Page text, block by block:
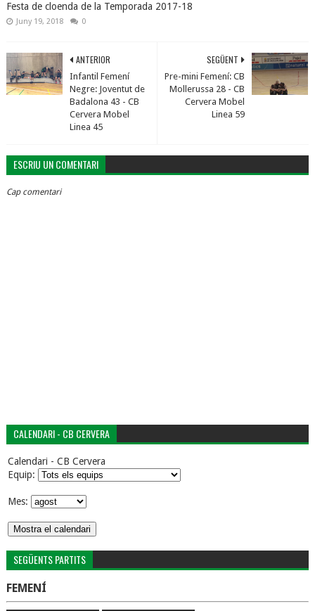
Festa de cloenda de la Temporada 2017-18
Juny 19, 2018 0
SEGÜENT
Pre-mini Femení: CB
Mollerussa 28 - CB
Cervera Mobel
Linea 59
ANTERIOR
Infantil Femení
Negre: Joventut de
Badalona 43 - CB
Cervera Mobel
Linea 45
ESCRIU UN COMENTARI
Cap comentari
CALENDARI - CB CERVERA
Calendari - CB Cervera
Equip:
Mes:
SEGÜENTS PARTITS
FEMENÍ